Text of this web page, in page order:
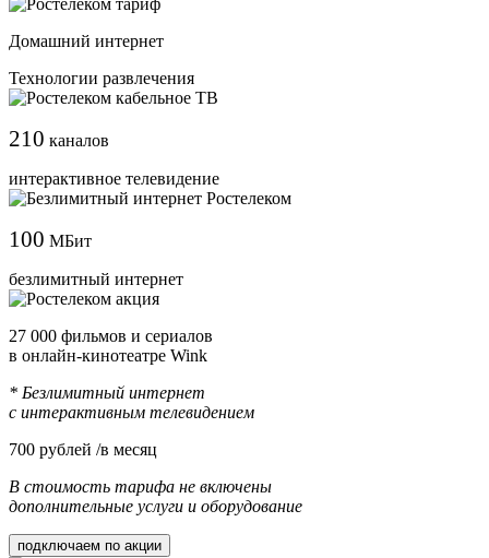
Домашний интернет
Технологии развлечения
210 каналов
интерактивное телевидение
100 МБит
безлимитный интернет
27 000 фильмов и сериалов
в онлайн-кинотеатре Wink
* Безлимитный интернет
с интерактивным телевидением
700 рублей /в месяц
В стоимость тарифа не включены
дополнительные услуги и оборудование
подключаем по акции